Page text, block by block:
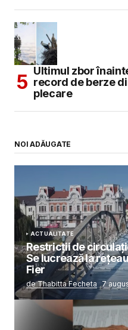
Ultimul zbor
record de berze
plecare
NOI ADĂUGATE
ACTUALITATE
Restricții de
Se lucrează la
Fier
de Thabitta Fecheta 7